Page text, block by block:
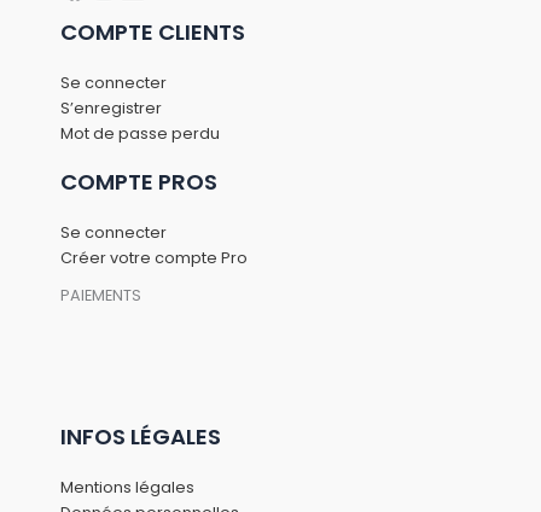
COMPTE CLIENTS
Se connecter
S’enregistrer
Mot de passe perdu
COMPTE PROS
Se connecter
Créer votre compte Pro
PAIEMENTS
INFOS LÉGALES
Mentions légales